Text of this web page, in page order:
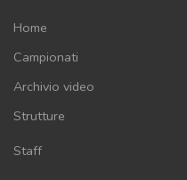
Home
Campionati
Archivio video
Strutture
Staff